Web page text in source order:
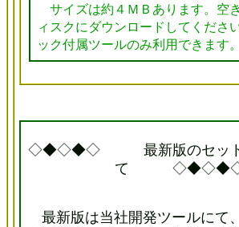
サイズは約４ＭＢあります。空
ィスクにダウンロードしてくださ
ック付属ツールのみ利用できます。
◇◆◇◆◇ 最新版のセット
て
最新版は当社開発ツールにて